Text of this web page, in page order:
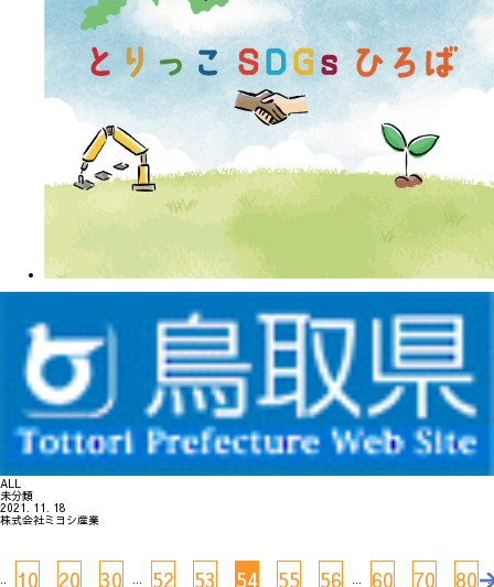
ALL
未分類
2021. 11. 18
株式会社ミヨシ産業
10 20 30 ... 52 53 54 55 56 ... 60 70 80